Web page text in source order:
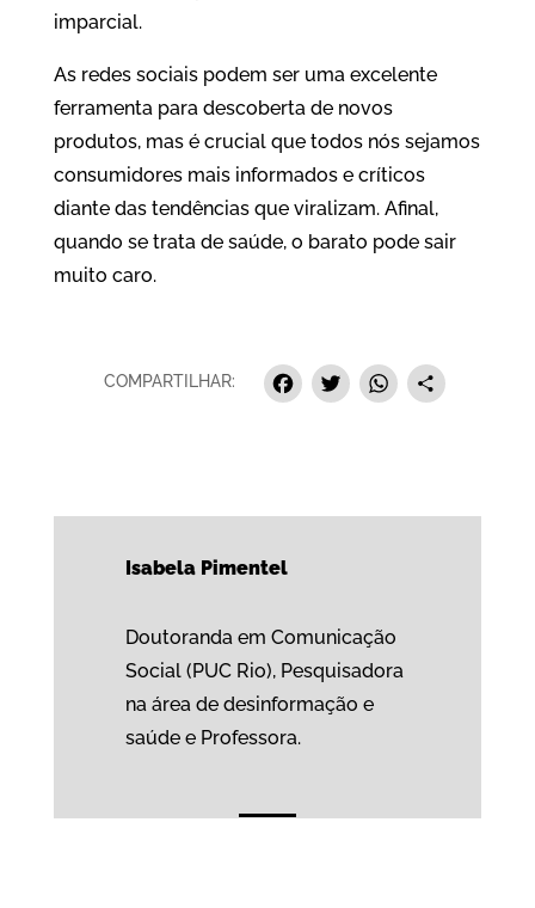
imparcial.
As redes sociais podem ser uma excelente
ferramenta para descoberta de novos
produtos, mas é crucial que todos nós sejamos
consumidores mais informados e críticos
diante das tendências que viralizam. Afinal,
quando se trata de saúde, o barato pode sair
muito caro.
COMPARTILHAR: Facebook
Twitter
Isabela Pimentel
Doutoranda em Comunicação
Social (PUC Rio), Pesquisadora
na área de desinformação e
saúde e Professora.